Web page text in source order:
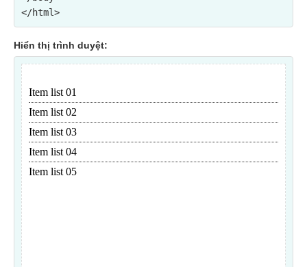
Hiển thị trình duyệt: